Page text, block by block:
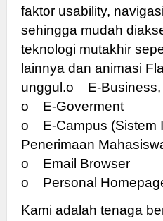
faktor usability,
sehingga mudah
teknologi mutakhir
lainnya dan animasi
unggul.o E-Business,
o E-Goverment
o E-Campus (Sistem
Penerimaan
o Email Browser
o Personal
Kami adalah tenaga